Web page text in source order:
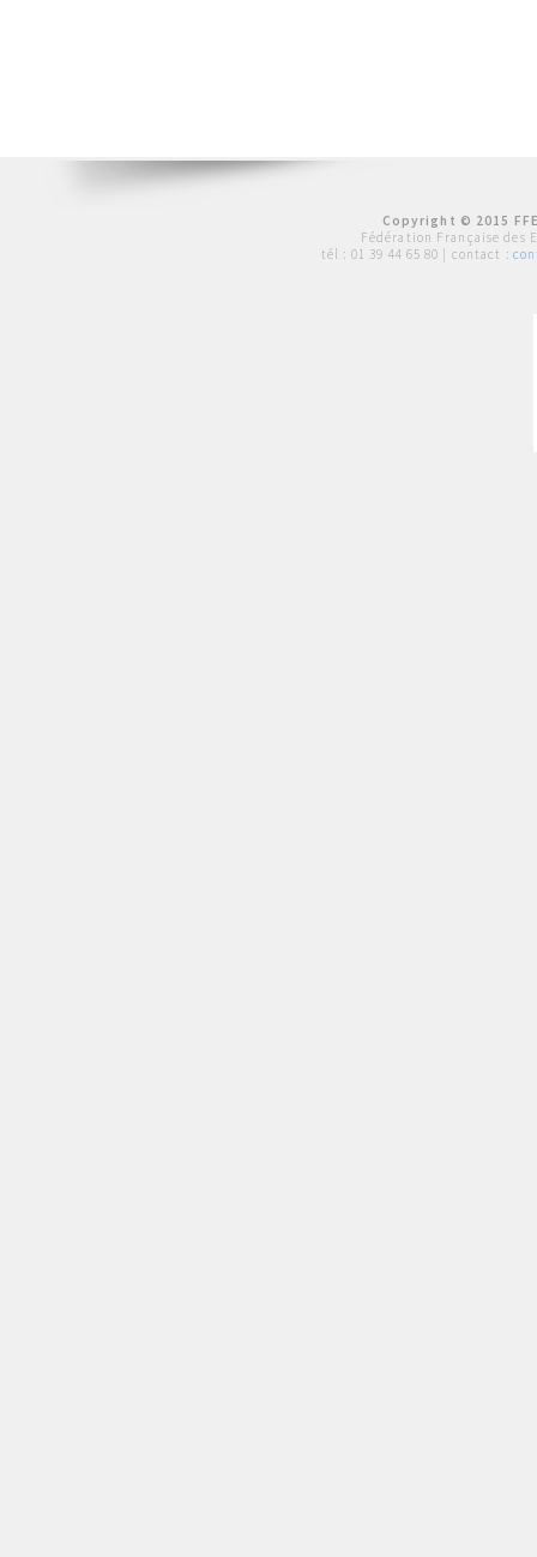
Copyright © 2015
Fédération Française des
tél : 01 39 44 65 80 | contact :